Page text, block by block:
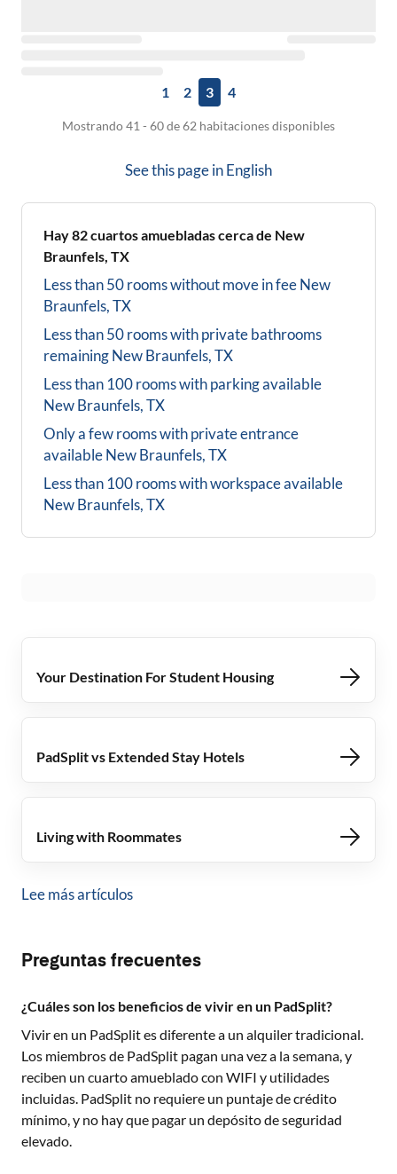
1 2 3 4
Mostrando 41 - 60 de 62 habitaciones disponibles
See this page inEnglish
Hay82cuartos amuebladas cerca de New
Braunfels, TX
Less than 50 rooms without move in feeNew
Braunfels, TX
Less than 50 rooms with private bathrooms
remainingNew Braunfels, TX
Less than 100 rooms with parking available
New Braunfels, TX
Only a few rooms with private entrance
availableNew Braunfels, TX
Less than 100 rooms with workspace available
New Braunfels, TX
Your Destination For Student Housing
PadSplit vs Extended Stay Hotels
Living with Roommates
Lee más artículos
Preguntas frecuentes
¿Cuáles son los beneficios de vivir en un PadSplit?
Vivir en un PadSplit es diferente a un alquiler tradicional.
Los miembros de PadSplit pagan una vez a la semana, y
reciben un cuarto amueblado con WIFI y utilidades
incluidas. PadSplit no requiere un puntaje de crédito
mínimo, y no hay que pagar un depósito de seguridad
elevado.